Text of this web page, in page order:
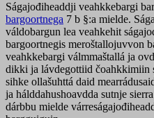
Ságajođiheaddji veahkkebargi
bargoortnega 7 b §:a mielde.
váldobargun lea veahkehit
bargoortnegis meroštallojuvvon
veahkkebargi válmmaštallá ja
dikki ja lávdegottiid čoahkkimiin
sihke ollašuhttá daid
ja hálddahushoavdda sutnje
dárbbu mielde